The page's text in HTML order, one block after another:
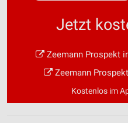
Jetzt
Zeemann Prospekt
Zeemann
Kostenlos im